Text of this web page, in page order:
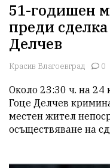
51-годишен
преди
Делчев
Красив Благоевград 0
Около 23:30 ч. на 24
Гоце Делчев
местен жител
осъществяване на